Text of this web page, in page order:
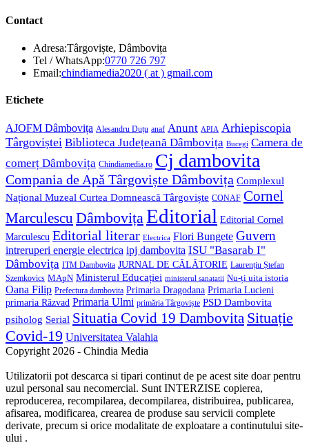
Contact
Adresa:Târgoviște, Dâmbovița
Tel / WhatsApp:0770 726 797Opens
in
Email:chindiamedia2020 ( at ) gmail.comOpens
Etichete
AJOFM Dâmbovița Alesandru Duțu anaf Anunt APIA Arhiepiscopia
Târgoviștei Biblioteca Județeană Dâmbovița Bucegi Camera de
comerț Dâmbovița Chindiamedia.ro Cj dambovita
Compania de Apă Târgoviște Dâmbovița Complexul
Național Muzeal Curtea Domnească Târgoviște CONAF Cornel
Marculescu DâmbovițaEditorial Editorial Cornel
Marculescu Editorial literar Electrica Flori Bungete Guvern
intreruperi energie electrica ipj dambovita ISU "Basarab I"
Dâmbovița ITM Dambovita JURNAL DE CĂLĂTORIE Laurențiu Ștefan
Szemkovics MApN Ministerul Educației ministerul sanatatii Nu-ți uita istoria
Oana Filip Prefectura dambovita Primaria Dragodana Primaria Lucieni
primaria Răzvad Primaria Ulmi primăria Târgoviște PSD Dambovita
psiholog Serial Situatia Covid 19 Dambovita Situație
Covid-19 Universitatea Valahia
Copyright 2026 - Chindia Media
Utilizatorii pot descarca si tipari continut de pe acest site doar pentru
uzul personal sau necomercial. Sunt INTERZISE copierea,
reproducerea, recompilarea, decompilarea, distribuirea, publicarea,
afisarea, modificarea, crearea de produse sau servicii complete
derivate, precum si orice modalitate de exploatare a continutului site-
ului .